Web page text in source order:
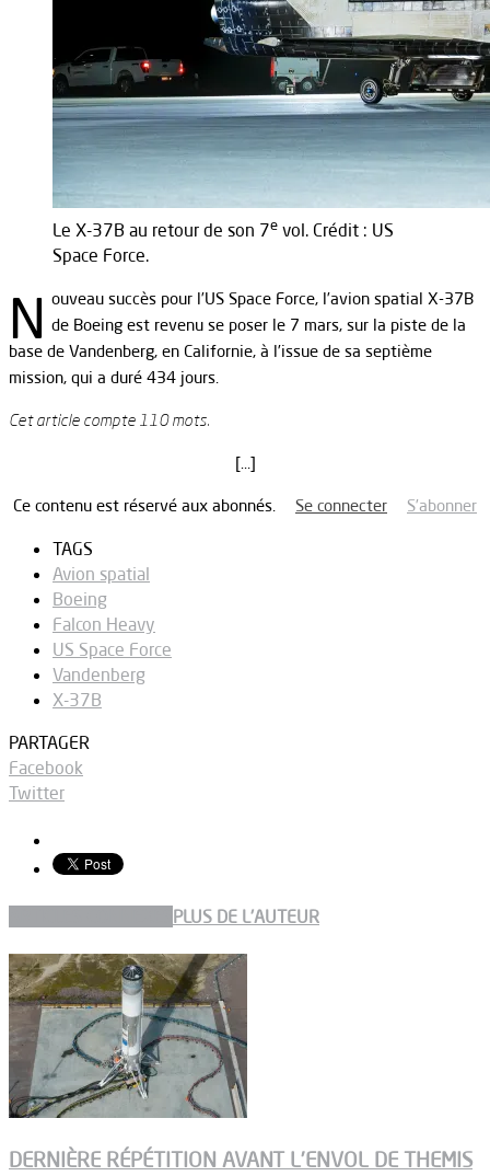
Le X-37B au retour de son 7e vol. Crédit : US
Space Force.
N ouveau succès pour l’US Space Force, l’avion spatial X-37B
de Boeing est revenu se poser le 7 mars, sur la piste de la
base de Vandenberg, en Californie, à l’issue de sa septième
mission, qui a duré 434 jours.
Cet article compte 110 mots.
[…]
Ce contenu est réservé aux abonnés. Se connecter S’abonner
TAGS
Avion spatial
Boeing
Falcon Heavy
US Space Force
Vandenberg
X-37B
PARTAGER
Facebook
Twitter
PLUS DE L'AUTEUR
DERNIÈRE RÉPÉTITION AVANT L’ENVOL DE THEMIS